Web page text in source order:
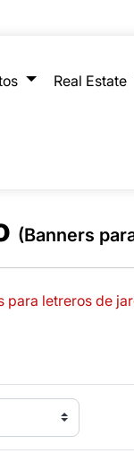
Real Estate
(Banners
para letreros de